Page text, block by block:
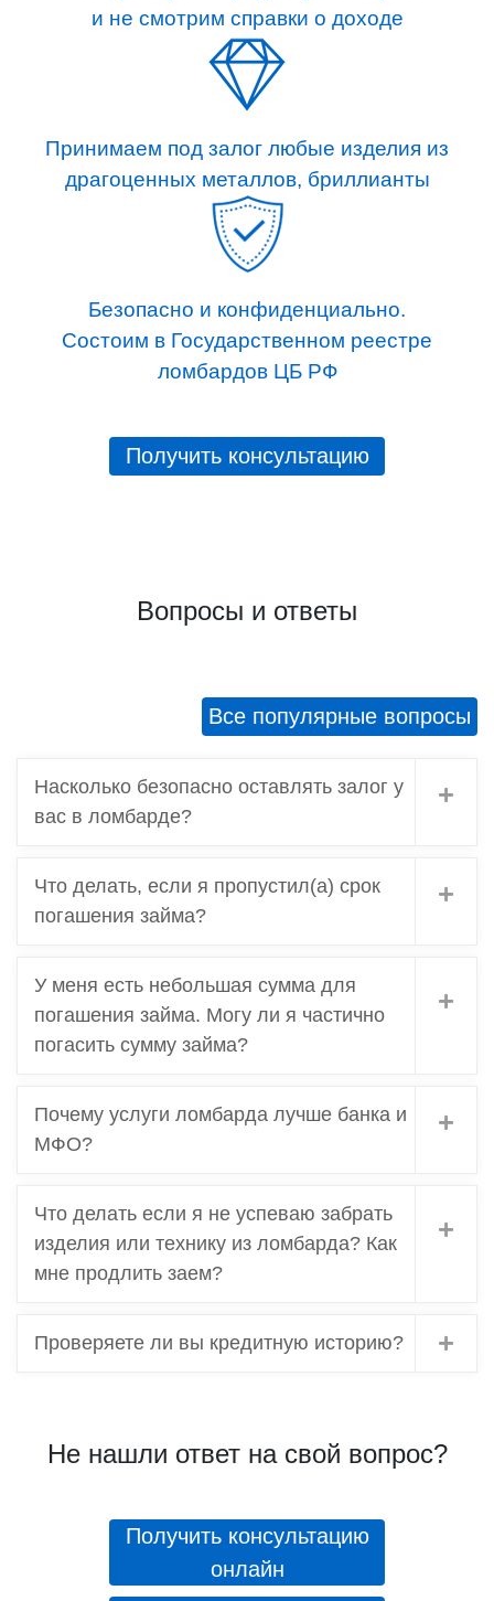
и не смотрим справки о доходе
Принимаем под залог любые изделия из
драгоценных металлов, бриллианты
Безопасно и конфиденциально.
Состоим в Государственном реестре
ломбардов ЦБ РФ
Получить консультацию
Вопросы и ответы
Все популярные вопросы
Насколько безопасно оставлять залог у
вас в ломбарде?
Что делать, если я пропустил(а) срок
погашения займа?
У меня есть небольшая сумма для
погашения займа. Могу ли я частично
погасить сумму займа?
Почему услуги ломбарда лучше банка и
МФО?
Что делать если я не успеваю забрать
изделия или технику из ломбарда? Как
мне продлить заем?
Проверяете ли вы кредитную историю?
Не нашли ответ на свой вопрос?
Получить консультацию
онлайн